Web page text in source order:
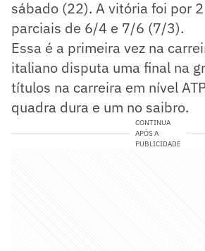
sábado (22). A vitória foi por
parciais de 6/4 e 7/6 (7/3).
Essa é a primeira vez na
italiano disputa uma final na
títulos na carreira em nível
quadra dura e um no saibro.
CONTINUA
APÓS A
PUBLICIDADE